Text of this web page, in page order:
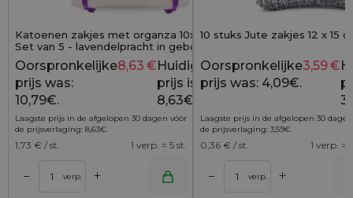
Katoenen zakjes met organza 10x13 cm -
Set van 5 - lavendelpracht in geborduurde
elegantie
10,79 €
Oorspronkelijke
prijs was:
10,79€.
8,63 €Huidige
prijs is:
8,63€.
Laagste prijs in de afgelopen 30 dagen vóór
de prijsverlaging: 8,63€.
1,73 € / st. 1 verp. = 5 st.
– verp. +
10 stuks Jute zakjes 12 x 15
Oorspronkelijke
prijs was: 4,09€.
3,59€
Laagste prijs in de afgelopen 30
de prijsverlaging: 3,59€.
0,36 € / st. 1 verp. =
– verp. +
Toevoegen aan winkelwagen Toevoegen aan